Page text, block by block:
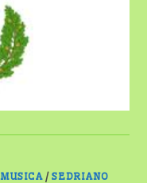
MUSICA/SEDRIANO